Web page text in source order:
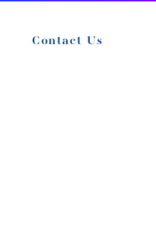
Contact Us